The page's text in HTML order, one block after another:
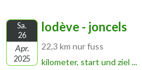
Sa.
26
Apr.
2025
lodève - joncels
22,3 km nur fuss
kilometer, start und ziel ...